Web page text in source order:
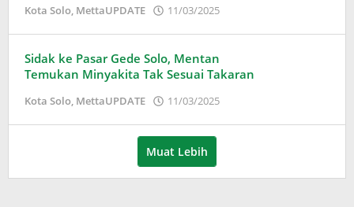
Kota Solo, MettaUPDATE 11/03/2025
Sidak ke Pasar Gede Solo, Mentan
Temukan Minyakita Tak Sesuai Takaran
Kota Solo, MettaUPDATE 11/03/2025
Muat Lebih